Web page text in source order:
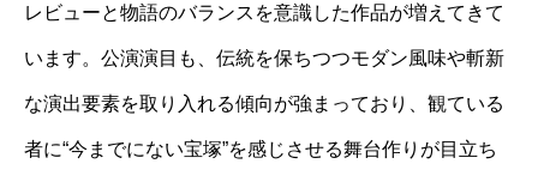
レビューと物語のバランスを意識した作品が増えてきて
います。公演演目も、伝統を保ちつつモダン風味や斬新
な演出要素を取り入れる傾向が強まっており、観ている
者に“今までにない宝塚”を感じさせる舞台作りが目立ち